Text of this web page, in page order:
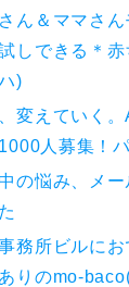
ん＆ママさ
しできる＊
)
変えていく
人募集！
の悩み、メ
務所ビルに
りのmo-